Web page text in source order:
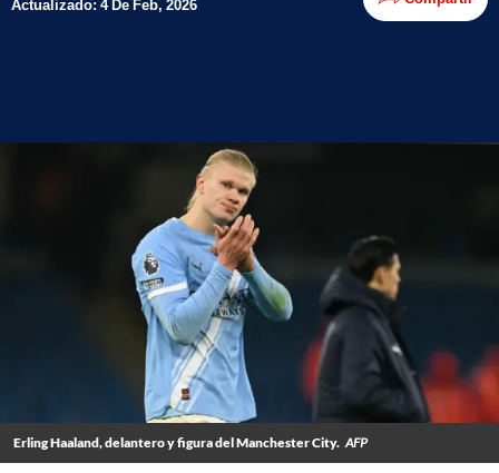
Actualizado: 4 De Feb, 2026
Erling Haaland, delantero y figura del Manchester City. AFP